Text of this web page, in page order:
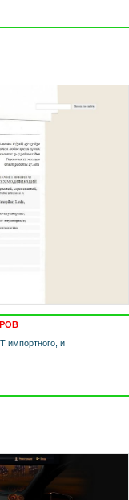
импортного, и